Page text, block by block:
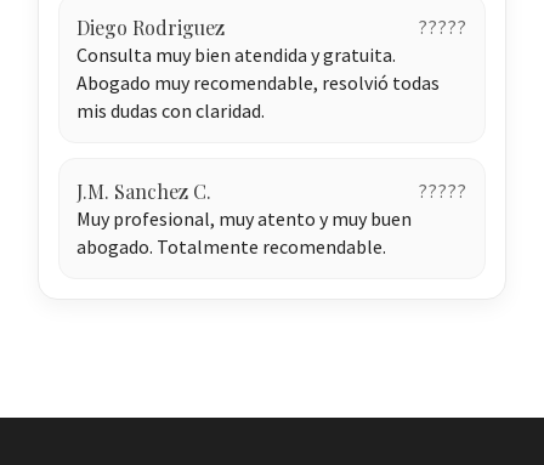
Diego Rodriguez
?????
Consulta muy bien atendida y gratuita.
Abogado muy recomendable, resolvió todas
mis dudas con claridad.
J.M. Sanchez C.
?????
Muy profesional, muy atento y muy buen
abogado. Totalmente recomendable.